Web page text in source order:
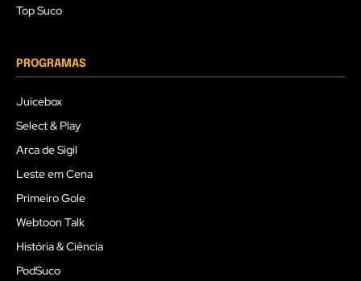
Top Suco
PROGRAMAS
Juicebox
Select & Play
Arca de Sigil
Leste em Cena
Primeiro Gole
Webtoon Talk
História & Ciência
PodSuco